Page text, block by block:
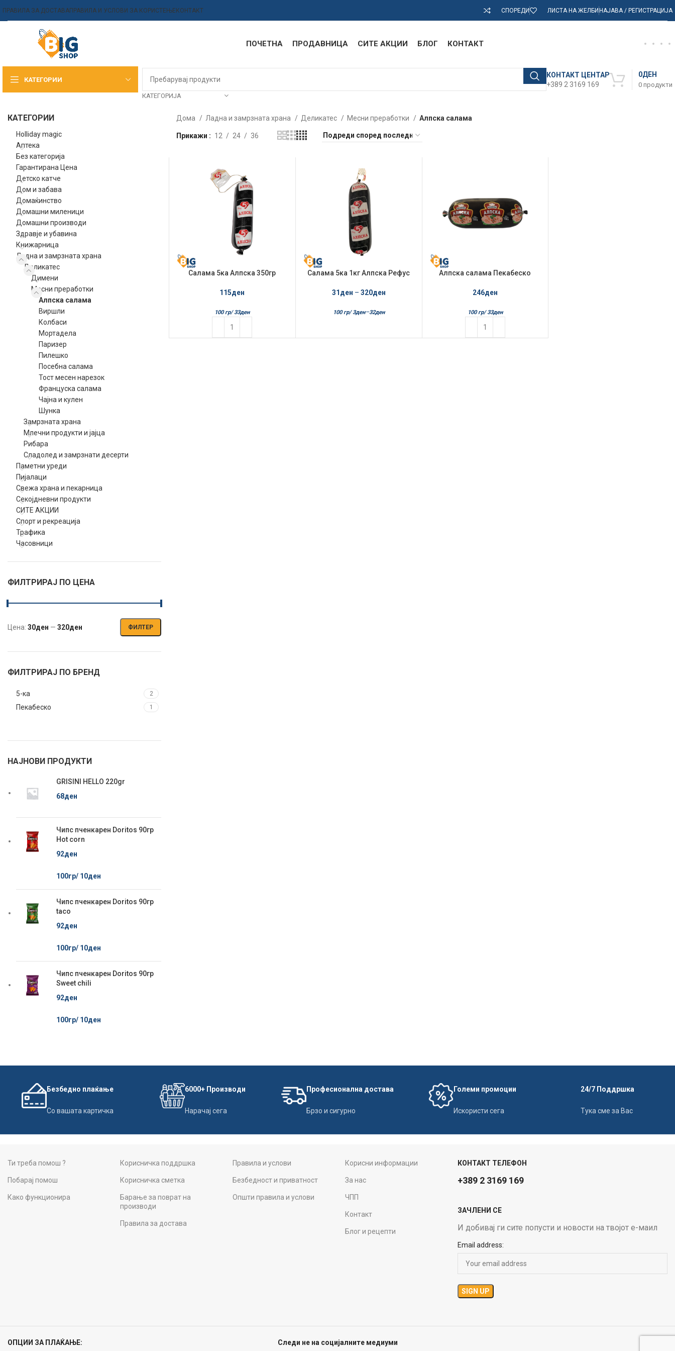
ПРАВИЛА ЗА ДОСТАВАПРАВИЛА И УСЛОВИ ЗА КОРИСТЕЊЕКОНТАКТ СПОРЕДИ ЛИСТА НА ЖЕЛБИНАЈАВА / РЕГИСТРАЦИЈА
ПОЧЕТНА ПРОДАВНИЦА СИТЕ АКЦИИ БЛОГ КОНТАКТ
КАТЕГОРИИ
КАТЕГОРИЈА
КОНТАКТ ЦЕНТАР
+389 2 3169 169
0 продукти
0ДЕН
КАТЕГОРИИ
Holliday magic
Аптека
Без категорија
Гарантирана Цена
Детско катче
Дом и забава
Домаќинство
Домашни миленици
Домашни производи
Здравје и убавина
Книжарница
Ладна и замрзната храна
Деликатес
Димени
Месни преработки
Алпска салама
Виршли
Колбаси
Мортадела
Паризер
Пилешко
Посебна салама
Тост месен нарезок
Француска салама
Чајна и кулен
Шунка
Замрзната храна
Млечни продукти и јајца
Рибара
Сладолед и замрзнати десерти
Паметни уреди
Пијалаци
Свежа храна и пекарница
Секојдневни продукти
СИТЕ АКЦИИ
Спорт и рекреација
Трафика
Часовници
ФИЛТРИРАЈ ПО ЦЕНА
Мин.
Макс.
ФИЛТЕР
Цена: 30ден — 320ден
ФИЛТРИРАЈ ПО БРЕНД
5-ка 2
Пекабеско 1
НАЈНОВИ ПРОДУКТИ
GRISINI HELLO 220gr
68ден
Чипс пченкарен Doritos 90гр
Hot corn
92ден
100гр/ 10ден
Чипс пченкарен Doritos 90гр
taco
92ден
100гр/ 10ден
Чипс пченкарен Doritos 90гр
Sweet chili
92ден
100гр/ 10ден
Дома Ладна и замрзната храна Деликатес Месни преработки Алпска салама
Прикажи 12 24 36
Салама 5ка Алпска 350гр
115ден
100 гр/ 33ден
Салама 5ка 1кг Алпска Рефус
31ден – 320ден
100 гр/ 3ден–32ден
Алпска салама Пекабеско
246ден
100 гр/ 33ден
Безбедно плаќање
Со вашата картичка
6000+ Производи
Нарачај сега
Професионална достава
Брзо и сигурно
Големи промоции
Искористи сега
24/7 Поддршка
Тука сме за Вас
Ти треба помош ?
Побарај помош
Како функционира
Корисничка поддршка
Корисничка сметка
Барање за поврат на
производи
Правила за достава
Правила и услови
Безбедност и приватност
Општи правила и услови
Корисни информации
За нас
ЧПП
Контакт
Блог и рецепти
КОНТАКТ ТЕЛЕФОН
+389 2 3169 169
ЗАЧЛЕНИ СЕ
И добивај ги сите попусти и новости на твојот е-маил
Email address:
ОПЦИИ ЗА ПЛАЌАЊЕ: Следи не на социјалните медиуми